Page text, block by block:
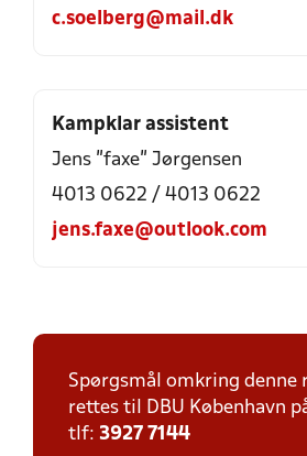
c.soelberg@mail.dk
Kampklar assistent
Jens "faxe" Jørgensen
4013 0622 / 4013 0622
jens.faxe@outlook.com
Spørgsmål omkring denne
rettes til DBU København
tlf: 3927 7144